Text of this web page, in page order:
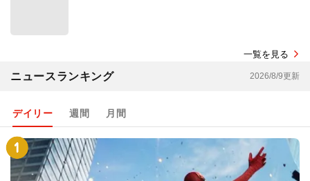
一覧を見る
ニュースランキング 2026/8/9更新
デイリー 週間 月間